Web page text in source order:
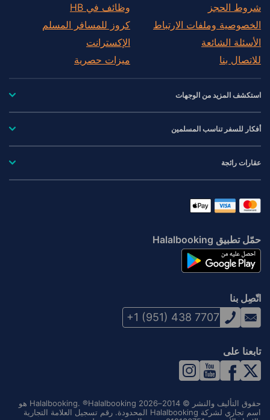
شروط الحجز
الخصوصية وملفات الارتباط
الأسئلة الشائعة
للاتصال بنا
وظائف في HB
كروز للمسافر المسلم
الإكسترانت
ميزات حصرية
استكشف المزيد من الوجهات
أفكار للسفر تناسب المسلمين
عقارات رائجة
حمّل تطبيق Halalbooking
اتّصِل بنا
+1 (951) 438 7707
تابعنا على
حقوق التأليف والنشر © 2014–2026 Halalbooking. ®Halalbooking هو
اسم تجاري لشركة Halalbooking المحدودة. رقم تسجيل العلامة التجارية